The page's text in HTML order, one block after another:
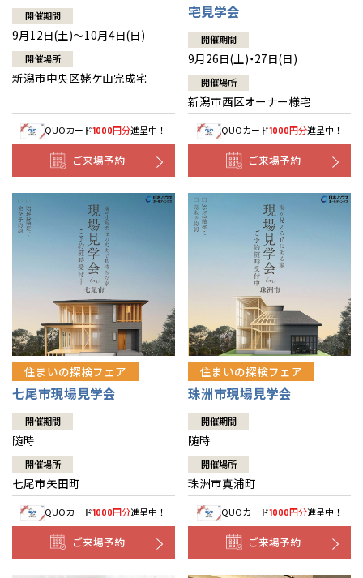
開催期間
9月12日(土)～10月4日(日)
開催場所
新潟市中央区姥ケ山完成宅
QUOカード1000円分進呈中！
ご来場予約
宅見学会
開催期間
9月26日(土)・27日(日)
開催場所
新潟市西区オーナー様宅
QUOカード1000円分進呈中！
ご来場予約
住まいの探検フェア
七尾市現場見学会
開催期間
随時
開催場所
七尾市矢田町
QUOカード1000円分進呈中！
ご来場予約
住まいの探検フェア
珠洲市現場見学会
開催期間
随時
開催場所
珠洲市真浦町
QUOカード1000円分進呈中！
ご来場予約